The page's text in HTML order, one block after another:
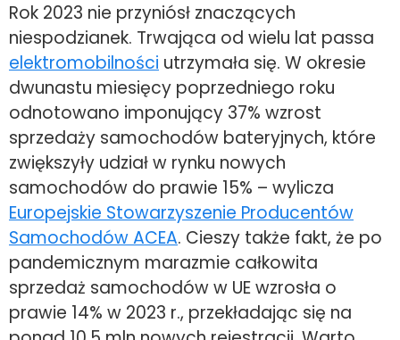
Rok 2023 nie przyniósł znaczących
niespodzianek. Trwająca od wielu lat passa
elektromobilności utrzymała się. W okresie
dwunastu miesięcy poprzedniego roku
odnotowano imponujący 37% wzrost
sprzedaży samochodów bateryjnych, które
zwiększyły udział w rynku nowych
samochodów do prawie 15% – wylicza
Europejskie Stowarzyszenie Producentów
Samochodów ACEA. Cieszy także fakt, że po
pandemicznym marazmie całkowita
sprzedaż samochodów w UE wzrosła o
prawie 14% w 2023 r., przekładając się na